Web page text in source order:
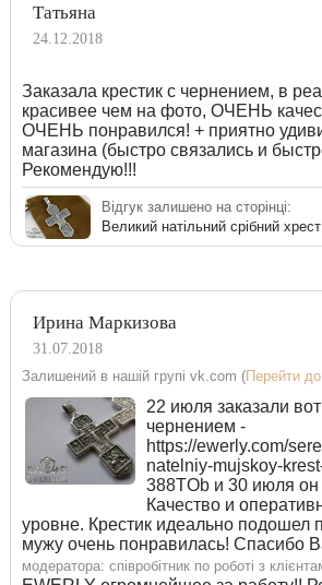
Татьяна
24.12.2018
Заказала крестик с чернением, в
красивее чем на фото, ОЧЕНЬ
ОЧЕНЬ понравился! + приятно
магазина (быстро связались и
Рекомендую!!!
Відгук залишено на сторінці:
Великий натільний срібний
Ирина Маркизова
31.07.2018
Залишений в нашій групі vk.com (Перейти
22 июля заказали
чернением -
https://ewerly.com/
natelniy-mujskoy-
388TOb и 30 июля он
Качество и
уровне. Крестик идеально подошел
мужу очень понравилась! Спасибо
модератора: співробітник по роботі з